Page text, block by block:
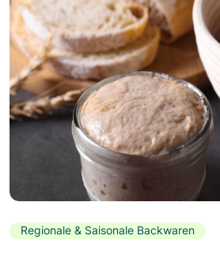
Regionale & Saisonale Backwaren